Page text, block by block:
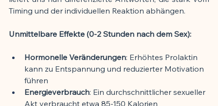
Timing und der individuellen Reaktion abhängen.
Unmittelbare Effekte (0-2 Stunden nach dem Sex):
Hormonelle Veränderungen: Erhöhtes Prolaktin
kann zu Entspannung und reduzierter Motivation
führen
Energieverbrauch: Ein durchschnittlicher sexueller
Akt verbraucht etwa 85-150 Kalorien